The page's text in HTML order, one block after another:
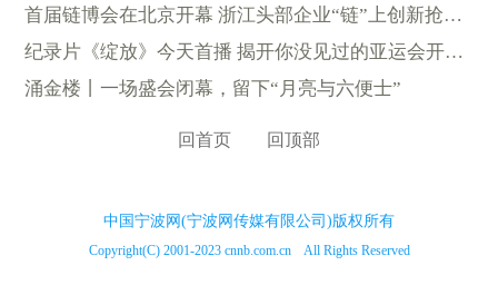
首届链博会在北京开幕 浙江头部企业“链”上创新抢机遇
纪录片《绽放》今天首播 揭开你没见过的亚运会开闭幕式台前幕后故事
涌金楼丨一场盛会闭幕，留下“月亮与六便士”
回首页 回顶部
中国宁波网(宁波网传媒有限公司)版权所有
Copyright(C) 2001-2023 cnnb.com.cn All Rights Reserved